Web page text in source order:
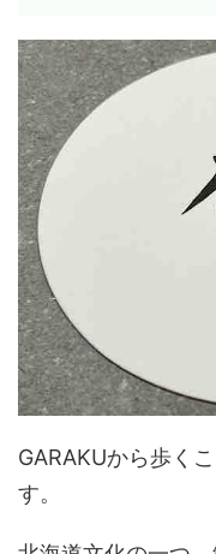
GARAKUから歩く
す。